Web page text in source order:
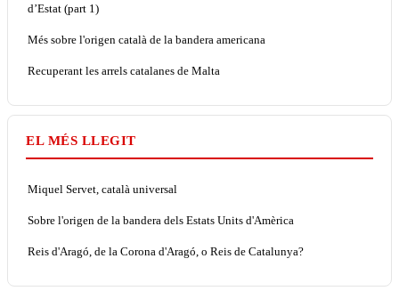
d’Estat (part 1)
Més sobre l'origen català de la bandera americana
Recuperant les arrels catalanes de Malta
EL MÉS LLEGIT
Miquel Servet, català universal
Sobre l'origen de la bandera dels Estats Units d'Amèrica
Reis d'Aragó, de la Corona d'Aragó, o Reis de Catalunya?